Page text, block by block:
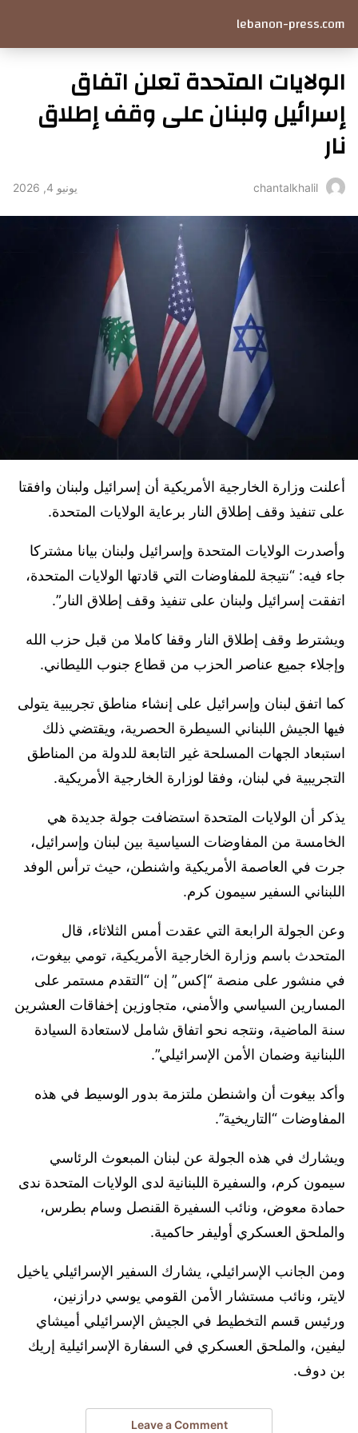
lebanon-press.com
الولايات المتحدة تعلن اتفاق
إسرائيل ولبنان على وقف إطلاق
نار
chantalkhalil يونيو 4, 2026
أعلنت وزارة الخارجية الأمريكية أن إسرائيل ولبنان وافقتا
على تنفيذ وقف إطلاق النار برعاية الولايات المتحدة.
وأصدرت الولايات المتحدة وإسرائيل ولبنان بيانا مشتركا
جاء فيه: “نتيجة للمفاوضات التي قادتها الولايات المتحدة،
اتفقت إسرائيل ولبنان على تنفيذ وقف إطلاق النار”.
ويشترط وقف إطلاق النار وقفا كاملا من قبل حزب الله
وإجلاء جميع عناصر الحزب من قطاع جنوب الليطاني.
كما اتفق لبنان وإسرائيل على إنشاء مناطق تجريبية يتولى
فيها الجيش اللبناني السيطرة الحصرية، ويقتضي ذلك
استبعاد الجهات المسلحة غير التابعة للدولة من المناطق
التجريبية في لبنان، وفقا لوزارة الخارجية الأمريكية.
يذكر أن الولايات المتحدة استضافت جولة جديدة هي
الخامسة من المفاوضات السياسية بين لبنان وإسرائيل،
جرت في العاصمة الأمريكية واشنطن، حيث ترأس الوفد
اللبناني السفير سيمون كرم.
وعن الجولة الرابعة التي عقدت أمس الثلاثاء، قال
المتحدث باسم وزارة الخارجية الأمريكية، تومي بيغوت،
في منشور على منصة “إكس” إن “التقدم مستمر على
المسارين السياسي والأمني، متجاوزين إخفاقات العشرين
سنة الماضية، ونتجه نحو اتفاق شامل لاستعادة السيادة
اللبنانية وضمان الأمن الإسرائيلي”.
وأكد بيغوت أن واشنطن ملتزمة بدور الوسيط في هذه
المفاوضات “التاريخية”.
ويشارك في هذه الجولة عن لبنان المبعوث الرئاسي
سيمون كرم، والسفيرة اللبنانية لدى الولايات المتحدة ندى
حمادة معوض، ونائب السفيرة القنصل وسام بطرس،
والملحق العسكري أوليفر حاكمية.
ومن الجانب الإسرائيلي، يشارك السفير الإسرائيلي ياخيل
لايتر، ونائب مستشار الأمن القومي يوسي درازنين،
ورئيس قسم التخطيط في الجيش الإسرائيلي أميشاي
ليفين، والملحق العسكري في السفارة الإسرائيلية إريك
بن دوف.
Leave a Comment